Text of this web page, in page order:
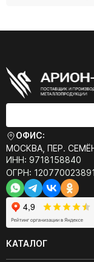
ОФИС:
МОСКВА, ПЕР.
ИНН: 9718158840
ОГРН:
КАТАЛОГ